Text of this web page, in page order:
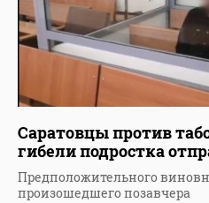
Саратовцы против
гибели подростка
Предположительного
произошедшего позавчера